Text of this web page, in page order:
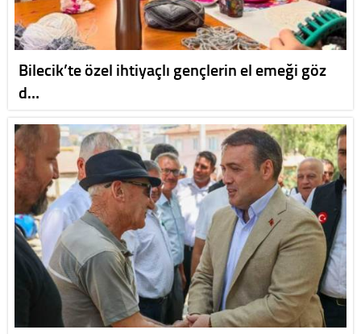
Bilecik’te özel ihtiyaçlı gençlerin el emeği göz
d…